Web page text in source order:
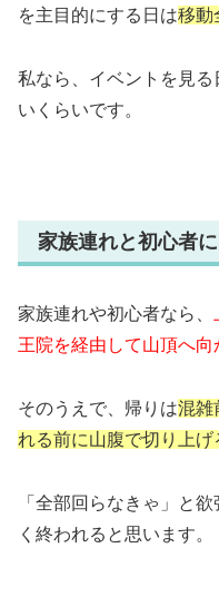
を主目的にする日は移動
私なら、イベントを見
いくらいです。
家族連れと初心者
家族連れや初心者なら、
王院を経由して山頂へ
そのうえで、帰りは混雑
れる前に山腹で切り上げ
「全部回らなきゃ」と
く終われると思います。